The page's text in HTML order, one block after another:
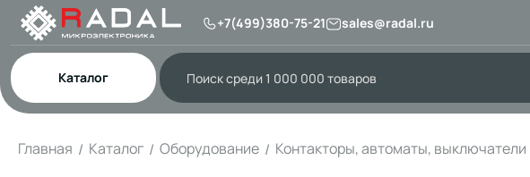
+7(499)380-75-21 sales@radal.ru
Каталог
Главная Каталог Оборудование Контакторы, автоматы, выключатели